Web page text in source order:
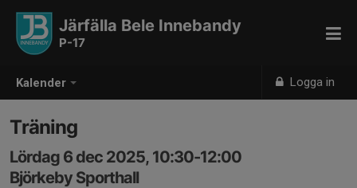
Kalender Logga in
Järfälla Bele Innebandy
P-17
Träning
Lördag 6 dec 2025, 10:30-12:00
Björkeby Sporthall